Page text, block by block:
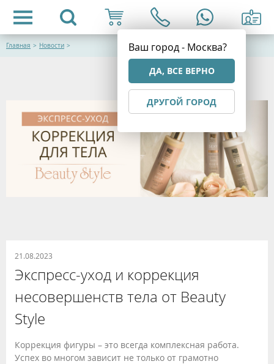
Ваш город - Москва?
ДА, ВСЕ ВЕРНО
ДРУГОЙ ГОРОД
Главная > Новости >
21.08.2023
Экспресс-уход и коррекция
несовершенств тела от Beauty
Style
Коррекция фигуры – это всегда комплексная работа.
Успех во многом зависит не только от грамотно